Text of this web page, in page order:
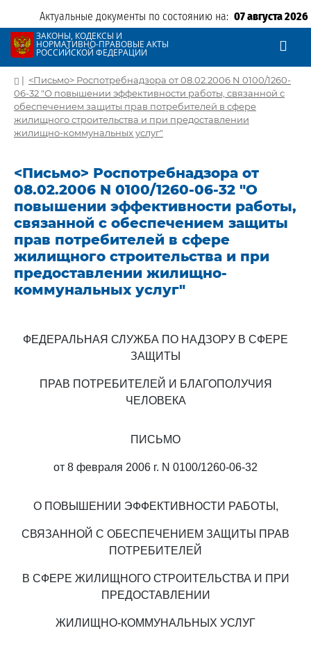
Актуальные документы по состоянию на: 07 августа 2026
ЗАКОНЫ, КОДЕКСЫ И
НОРМАТИВНО-ПРАВОВЫЕ АКТЫ
РОССИЙСКОЙ ФЕДЕРАЦИИ
| <Письмо> Роспотребнадзора от 08.02.2006 N 0100/1260-
06-32 "О повышении эффективности работы, связанной с
обеспечением защиты прав потребителей в сфере
жилищного строительства и при предоставлении
жилищно-коммунальных услуг"
<Письмо> Роспотребнадзора от
08.02.2006 N 0100/1260-06-32 "О
повышении эффективности работы,
связанной с обеспечением защиты
прав потребителей в сфере
жилищного строительства и при
предоставлении жилищно-
коммунальных услуг"
ФЕДЕРАЛЬНАЯ СЛУЖБА ПО НАДЗОРУ В СФЕРЕ
ЗАЩИТЫ
ПРАВ ПОТРЕБИТЕЛЕЙ И БЛАГОПОЛУЧИЯ
ЧЕЛОВЕКА
ПИСЬМО
от 8 февраля 2006 г. N 0100/1260-06-32
О ПОВЫШЕНИИ ЭФФЕКТИВНОСТИ РАБОТЫ,
СВЯЗАННОЙ С ОБЕСПЕЧЕНИЕМ ЗАЩИТЫ ПРАВ
ПОТРЕБИТЕЛЕЙ
В СФЕРЕ ЖИЛИЩНОГО СТРОИТЕЛЬСТВА И ПРИ
ПРЕДОСТАВЛЕНИИ
ЖИЛИЩНО-КОММУНАЛЬНЫХ УСЛУГ